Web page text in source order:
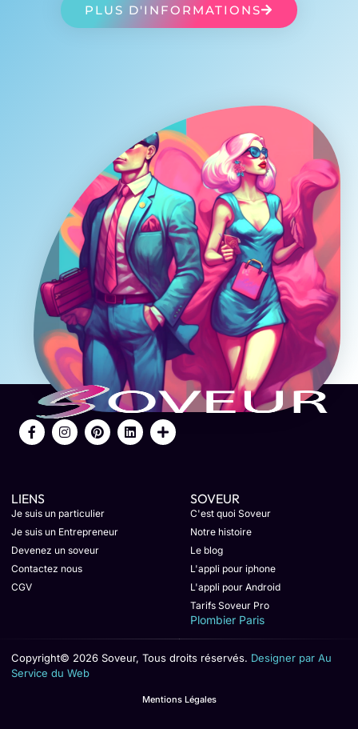
PLUS D'INFORMATIONS
LIENS
Je suis un particulier
Je suis un Entrepreneur
Devenez un soveur
Contactez nous
CGV
SOVEUR
C'est quoi Soveur
Notre histoire
Le blog
L'appli pour iphone
L'appli pour Android
Tarifs Soveur Pro
Plombier Paris
Copyright© 2026 Soveur, Tous droits réservés. Designer par Au
Service du Web
Mentions Légales